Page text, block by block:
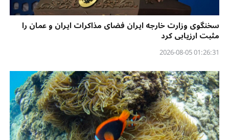
سخنگوی وزارت خارجه ایران فضای مذاکرات ایران و عمان را
مثبت ارزیابی کرد
01:26:31 2026-08-05